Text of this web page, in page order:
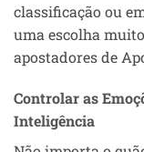
classificação ou
uma escolha
apostadores de
Controlar as
Inteligência